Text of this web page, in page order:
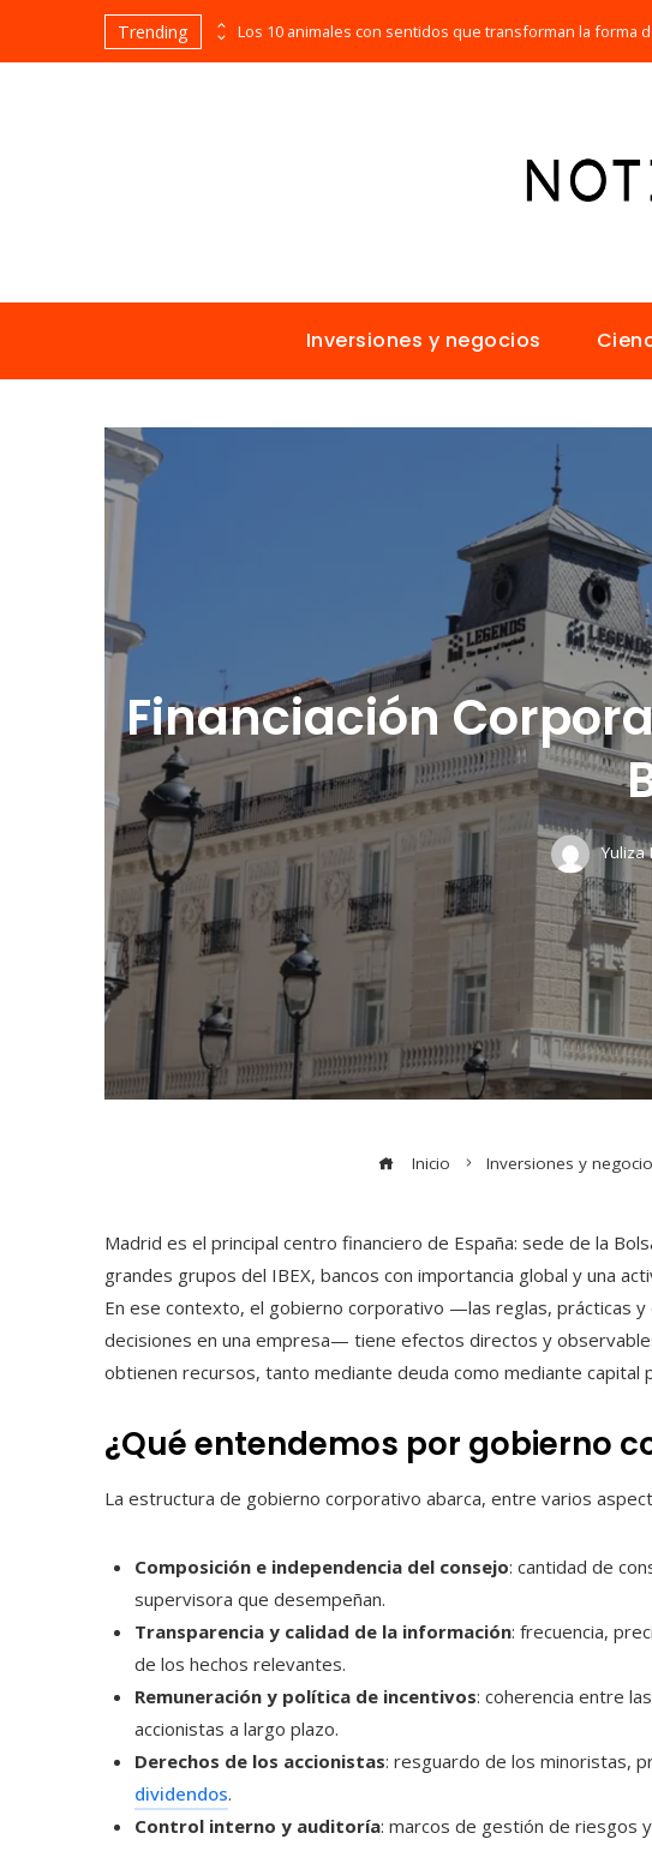
Trending Las empresas que alcanzaron los picos más altos en valor bursátil histórico
Inversiones y negocios
Financiación
Yuliza
Inicio Inversiones y
Madrid es el principal centro financiero de España: sede de la
grandes grupos del IBEX, bancos con importancia global y una
En ese contexto, el gobierno corporativo —las reglas, prácticas
decisiones en una empresa— tiene efectos directos y
obtienen recursos, tanto mediante deuda como mediante capital
¿Qué entendemos por gobierno
La estructura de gobierno corporativo abarca, entre varios
Composición e independencia del consejo: cantidad de
supervisora que desempeñan.
Transparencia y calidad de la información: frecuencia,
de los hechos relevantes.
Remuneración y política de incentivos: coherencia entre
accionistas a largo plazo.
Derechos de los accionistas: resguardo de los minoristas,
dividendos.
Control interno y auditoría: marcos de gestión de riesgos